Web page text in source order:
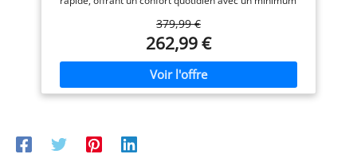
tous les espaces.
programmes automatiques
de rinçage et de détartrage,
pièces amovibles et
lait classique crée une mousse de lait lisse et veloutée –
parfaite pour les cappuccinos et les cafés au lait.
facilement la taille de la mouture, l'intensité du café, la
quantité et la température selon vos préférences
personnelles. NETTOYAGE FACILE : Le mousseur à lait
quotidien rapide et sans contrainte. COMPATIBLE FILTRE
379,99 €
262,99 €